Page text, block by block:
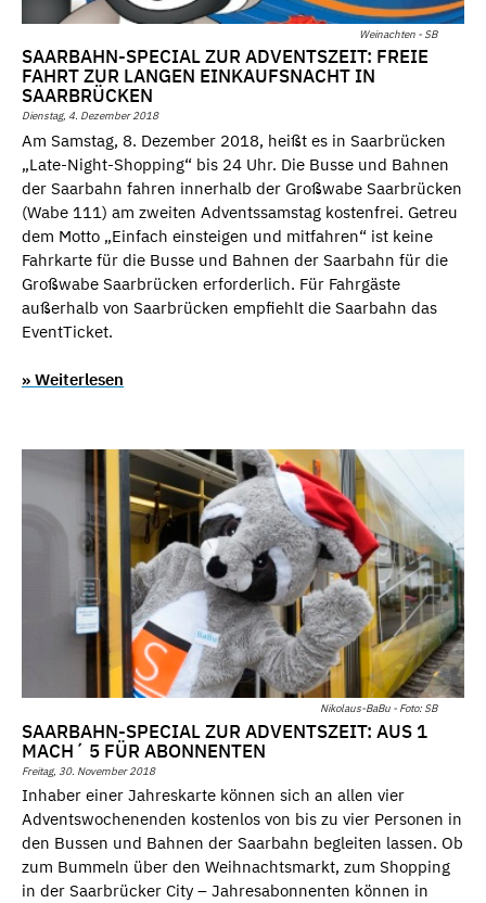
Weinachten - SB
SAARBAHN-SPECIAL ZUR ADVENTSZEIT: FREIE
FAHRT ZUR LANGEN EINKAUFSNACHT IN
SAARBRÜCKEN
Dienstag, 4. Dezember 2018
Am Samstag, 8. Dezember 2018, heißt es in Saarbrücken
„Late-Night-Shopping“ bis 24 Uhr. Die Busse und Bahnen
der Saarbahn fahren innerhalb der Großwabe Saarbrücken
(Wabe 111) am zweiten Adventssamstag kostenfrei. Getreu
dem Motto „Einfach einsteigen und mitfahren“ ist keine
Fahrkarte für die Busse und Bahnen der Saarbahn für die
Großwabe Saarbrücken erforderlich. Für Fahrgäste
außerhalb von Saarbrücken empfiehlt die Saarbahn das
EventTicket.
» Weiterlesen
Nikolaus-BaBu - Foto: SB
SAARBAHN-SPECIAL ZUR ADVENTSZEIT: AUS 1
MACH´ 5 FÜR ABONNENTEN
Freitag, 30. November 2018
Inhaber einer Jahreskarte können sich an allen vier
Adventswochenenden kostenlos von bis zu vier Personen in
den Bussen und Bahnen der Saarbahn begleiten lassen. Ob
zum Bummeln über den Weihnachtsmarkt, zum Shopping
in der Saarbrücker City – Jahresabonnenten können in